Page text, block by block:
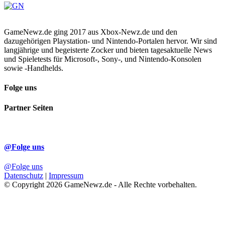
GameNewz.de ging 2017 aus Xbox-Newz.de und den
dazugehörigen Playstation- und Nintendo-Portalen hervor. Wir sind
langjährige und begeisterte Zocker und bieten tagesaktuelle News
und Spieletests für Microsoft-, Sony-, und Nintendo-Konsolen
sowie -Handhelds.
Folge uns
Partner Seiten
@Folge uns
@Folge uns
Datenschutz | Impressum
© Copyright 2026 GameNewz.de - Alle Rechte vorbehalten.